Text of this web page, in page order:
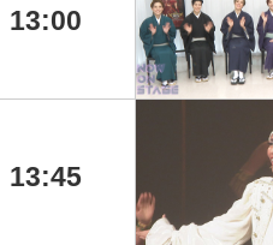
13:00
13:45